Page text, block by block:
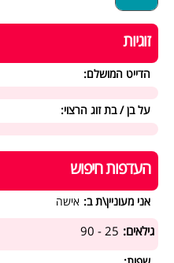
זוגיות
הדייט המושלם:
על בן / בת זוג הרצוי:
העדפות חיפוש
אני מעוניין\ת ב: אישה
גילאים: 25 - 90